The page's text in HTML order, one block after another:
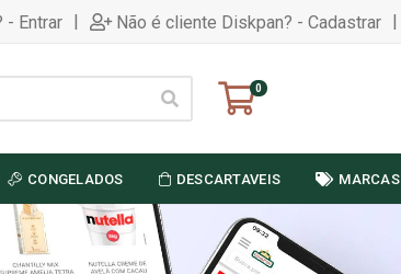
- Entrar | Não é cliente Diskpan? - Cadastrar |
0
CONGELADOS DESCARTAVEIS MARCAS